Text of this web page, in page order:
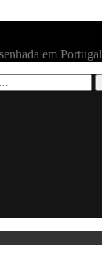
em Portugal